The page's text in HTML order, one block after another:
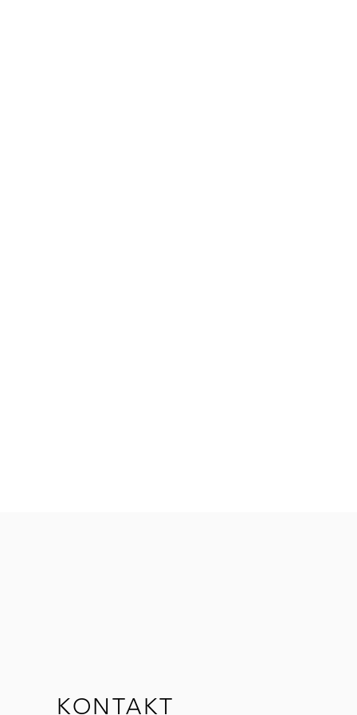
KONTAKT